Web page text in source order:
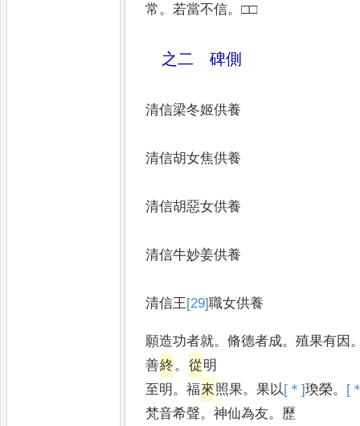
常 。 若當不信。□□
之二 碑側
清信梁冬姬供養
清信胡女焦供養
清信胡惡女供養
清信牛妙姜供養
清信王[29]職女供養
願造功者就。脩德者成。殖果有因
善終。 從明
至明。福來照果。果以[＊]瑍榮。
[
梵音希聲。神仙為友。 歷